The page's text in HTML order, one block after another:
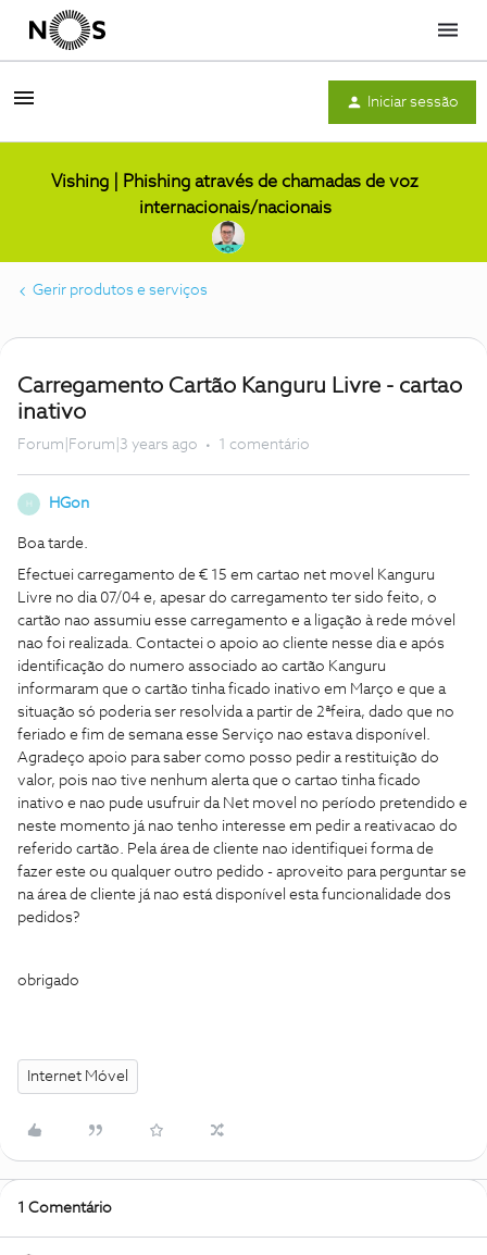
Menu
Iniciar sessão
Vishing | Phishing através de chamadas de voz
internacionais/nacionais
Gerir produtos e serviços
Carregamento Cartão Kanguru Livre - cartao
inativo
Forum|Forum|3 years ago 1 comentário
HGon
Boa tarde.
Efectuei carregamento de € 15 em cartao net movel Kanguru
Livre no dia 07/04 e, apesar do carregamento ter sido feito, o
cartão nao assumiu esse carregamento e a ligação à rede móvel
nao foi realizada. Contactei o apoio ao cliente nesse dia e após
identificação do numero associado ao cartão Kanguru
informaram que o cartão tinha ficado inativo em Março e que a
situação só poderia ser resolvida a partir de 2ªfeira, dado que no
feriado e fim de semana esse Serviço nao estava disponível.
Agradeço apoio para saber como posso pedir a restituição do
valor, pois nao tive nenhum alerta que o cartao tinha ficado
inativo e nao pude usufruir da Net movel no período pretendido e
neste momento já nao tenho interesse em pedir a reativacao do
referido cartão. Pela área de cliente nao identifiquei forma de
fazer este ou qualquer outro pedido - aproveito para perguntar se
na área de cliente já nao está disponível esta funcionalidade dos
pedidos?
obrigado
Internet Móvel
1 Comentário